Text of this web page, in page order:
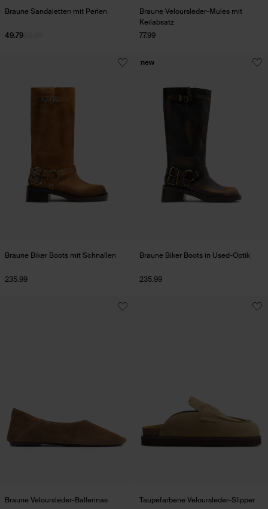
Braune Sandaletten mit Perlen
49.79
Braune Veloursleder-Mules mit
Keilabsatz
77.99
Braune Biker Boots mit Schnallen
235.99
Braune Biker Boots in Used-Optik
235.99
new
Braune Veloursleder-Ballerinas Taupefarbene Veloursleder-Slipper